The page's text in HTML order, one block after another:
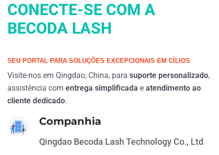
CONECTE-SE COM A
BECODA LASH
SEU PORTAL PARA SOLUÇÕES EXCEPCIONAIS EM CÍLIOS
Visite-nos em Qingdao, China, para suporte personalizado,
assistência com entrega simplificada e atendimento ao
cliente dedicado.
Companhia
Qingdao Becoda Lash Technology Co., Ltd